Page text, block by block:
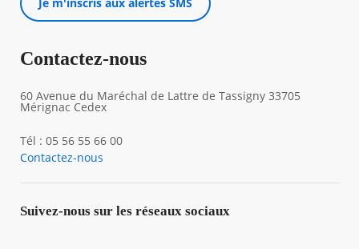
Contactez-nous
60 Avenue du Maréchal de Lattre de Tassigny 33705
Mérignac Cedex
Tél : 05 56 55 66 00
Contactez-nous
Suivez-nous sur les réseaux sociaux